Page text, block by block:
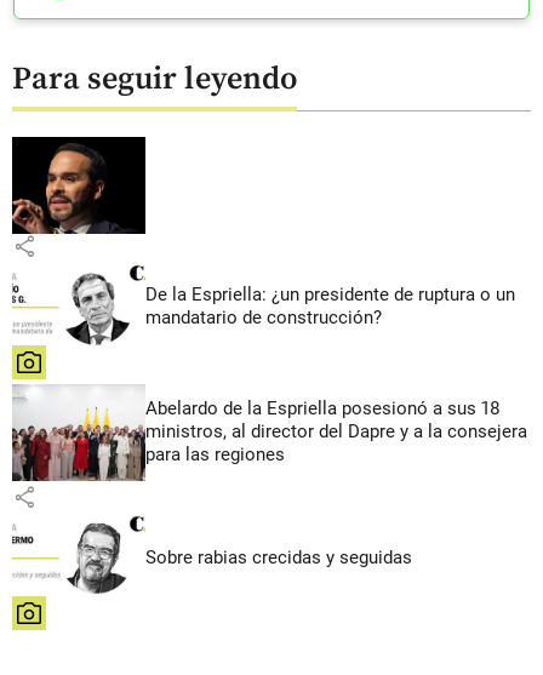
Para seguir leyendo
share
De la Espriella: ¿un presidente de ruptura o un
mandatario de construcción?
share
Abelardo de la Espriella posesionó a sus 18
ministros, al director del Dapre y a la consejera
para las regiones
share
Sobre rabias crecidas y seguidas
share